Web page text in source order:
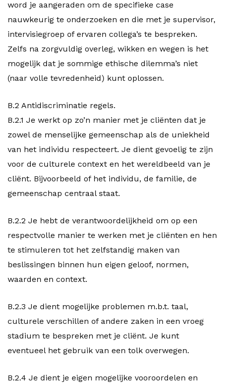
word je aangeraden om de specifieke case
nauwkeurig te onderzoeken en die met je supervisor,
intervisiegroep of ervaren collega’s te bespreken.
Zelfs na zorgvuldig overleg, wikken en wegen is het
mogelijk dat je sommige ethische dilemma’s niet
(naar volle tevredenheid) kunt oplossen.
B.2 Antidiscriminatie regels.
B.2.1 Je werkt op zo’n manier met je cliënten dat je
zowel de menselijke gemeenschap als de uniekheid
van het individu respecteert. Je dient gevoelig te zijn
voor de culturele context en het wereldbeeld van je
cliënt. Bijvoorbeeld of het individu, de familie, de
gemeenschap centraal staat.
B.2.2 Je hebt de verantwoordelijkheid om op een
respectvolle manier te werken met je cliënten en hen
te stimuleren tot het zelfstandig maken van
beslissingen binnen hun eigen geloof, normen,
waarden en context.
B.2.3 Je dient mogelijke problemen m.b.t. taal,
culturele verschillen of andere zaken in een vroeg
stadium te bespreken met je cliënt. Je kunt
eventueel het gebruik van een tolk overwegen.
B.2.4 Je dient je eigen mogelijke vooroordelen en